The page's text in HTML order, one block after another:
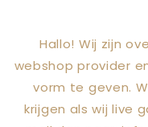
Hallo! Wij zijn
webshop provider
vorm te geven.
krijgen als wij live